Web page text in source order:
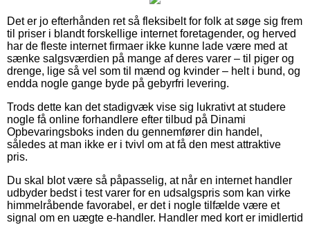
Det er jo efterhånden ret så fleksibelt for folk at søge sig frem
til priser i blandt forskellige internet foretagender, og herved
har de fleste internet firmaer ikke kunne lade være med at
sænke salgsværdien på mange af deres varer – til piger og
drenge, lige så vel som til mænd og kvinder – helt i bund, og
endda nogle gange byde på gebyrfri levering.
Trods dette kan det stadigvæk vise sig lukrativt at studere
nogle få online forhandlere efter tilbud på Dinami
Opbevaringsboks inden du gennemfører din handel,
således at man ikke er i tvivl om at få den mest attraktive
pris.
Du skal blot være så påpasselig, at når en internet handler
udbyder bedst i test varer for en udsalgspris som kan virke
himmelråbende favorabel, er det i nogle tilfælde være et
signal om en uægte e-handler. Handler med kort er imidlertid